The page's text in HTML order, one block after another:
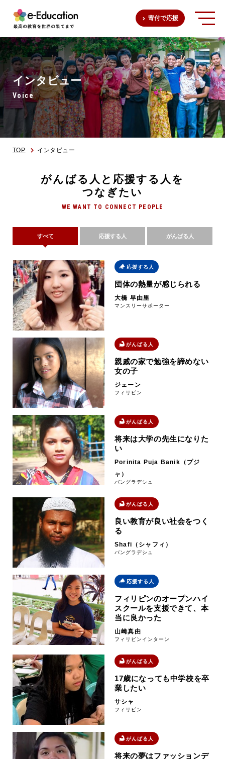
寄付で応援
インタビュー
Voice
TOP インタビュー
がんばる人と応援する人を
つなぎたい
WE WANT TO CONNECT PEOPLE
すべて 応援する人 がんばる人
応援する人
団体の熱量が感じられる
大橋 早由里
マンスリーサポーター
がんばる人
親戚の家で勉強を諦めない
女の子
ジェーン
フィリピン
がんばる人
将来は大学の先生になりた
い
Porinita Puja Banik（プジ
ャ）
バングラデシュ
がんばる人
良い教育が良い社会をつく
る
Shafi（シャフィ）
バングラデシュ
応援する人
フィリピンのオープンハイ
スクールを支援できて、本
当に良かった
山崎真由
フィリピンインターン
がんばる人
17歳になっても中学校を卒
業したい
サシャ
フィリピン
がんばる人
将来の夢はファッションデ